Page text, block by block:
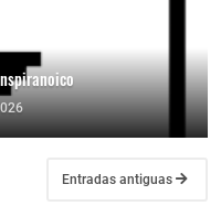
Entradas antiguas